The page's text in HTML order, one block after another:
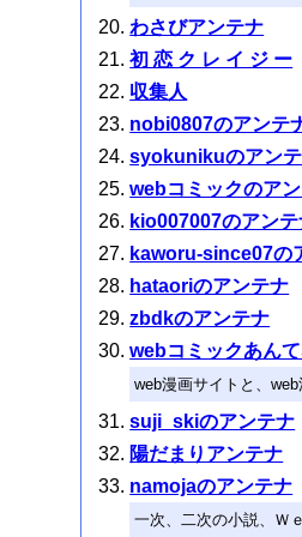
わさびアンテナ
初 恋 ク レ イ ジ ー
収集人
nobi0807のアンテ
syokunikuのアン
webコミックのア
kio007007のアンテ
kaworu-since07の
hataoriのアンテナ
zbdkのアンテナ
webコミックあん
web漫画サイトと、
suji_skiのアンテナ
陽だまりアンテナ
namojaのアンテナ
一次、二次の小説、Ｗ